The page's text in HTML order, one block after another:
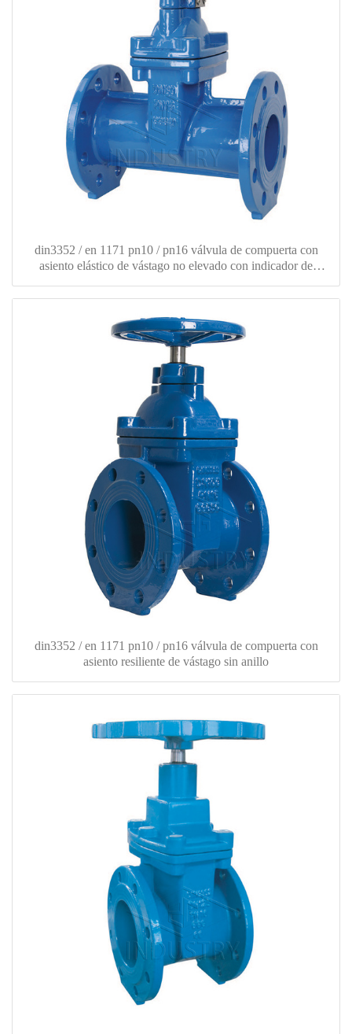
din3352 / en 1171 pn10 / pn16 válvula de compuerta con
asiento elástico de vástago no elevado con indicador de
din3352 / en 1171 pn10 / pn16 válvula de compuerta con
asiento resiliente de vástago sin anillo